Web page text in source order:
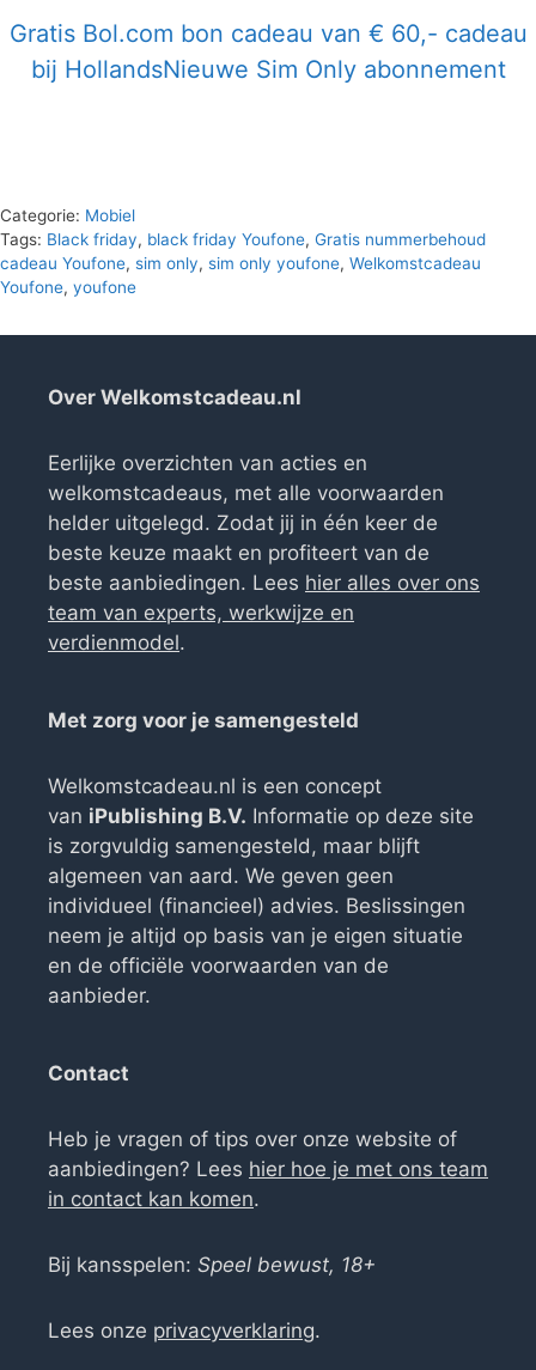
Gratis Bol.com bon cadeau van € 60,- cadeau
bij HollandsNieuwe Sim Only abonnement
Categorie: Mobiel
Tags: Black friday, black friday Youfone, Gratis nummerbehoud
cadeau Youfone, sim only, sim only youfone, Welkomstcadeau
Youfone, youfone
Over Welkomstcadeau.nl
Eerlijke overzichten van acties en
welkomstcadeaus, met alle voorwaarden
helder uitgelegd. Zodat jij in één keer de
beste keuze maakt en profiteert van de
beste aanbiedingen. Lees hier alles over ons
team van experts, werkwijze en
verdienmodel.
Met zorg voor je samengesteld
Welkomstcadeau.nl is een concept
van iPublishing B.V. Informatie op deze site
is zorgvuldig samengesteld, maar blijft
algemeen van aard. We geven geen
individueel (financieel) advies. Beslissingen
neem je altijd op basis van je eigen situatie
en de officiële voorwaarden van de
aanbieder.
Contact
Heb je vragen of tips over onze website of
aanbiedingen? Lees hier hoe je met ons team
in contact kan komen.
Bij kansspelen: Speel bewust, 18+
Lees onze privacyverklaring.